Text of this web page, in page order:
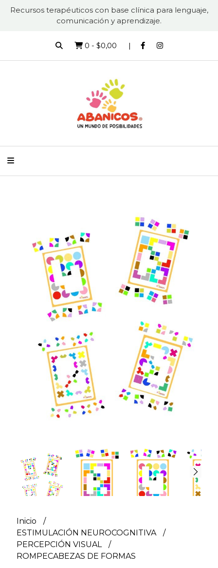
Recursos terapéuticos con base clínica para lenguaje,
comunicación y aprendizaje.
0 - $0,00
Inicio
ESTIMULACIÓN NEUROCOGNITIVA
PERCEPCIÓN VISUAL
ROMPECABEZAS DE FORMAS